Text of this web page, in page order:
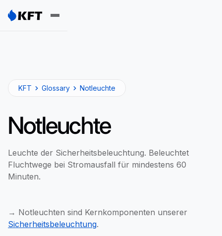
KFT Glossary Notleuchte
Notleuchte
Leuchte der Sicherheitsbeleuchtung. Beleuchtet
Fluchtwege bei Stromausfall für mindestens 60
Minuten.
→ Notleuchten sind Kernkomponenten unserer
Sicherheitsbeleuchtung.